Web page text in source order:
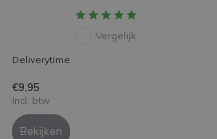
Vergelijk
Deliverytime
€9,95
Incl. btw
Bekijken